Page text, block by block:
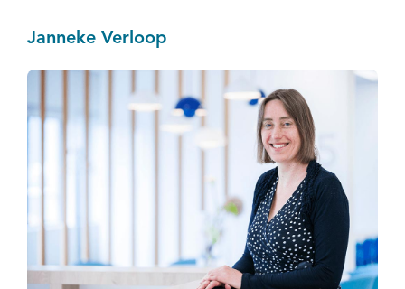
Janneke Verloop